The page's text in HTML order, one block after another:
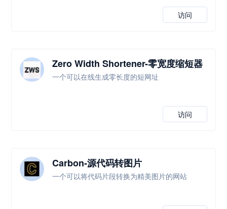
访问
Zero Width Shortener-零宽度缩短器
一个可以在线生成零长度的短网址
访问
Carbon-源代码转图片
一个可以将代码片段转换为精美图片的网站